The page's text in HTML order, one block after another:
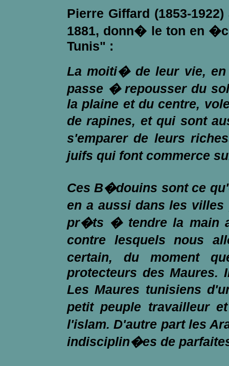
Pierre Giffard (1853-
1881, donn� le ton en
Tunis" :
La moiti� de leur vie,
passe � repousser du
la plaine et du centre,
de rapines, et qui sont
s'emparer de leurs
juifs qui font commerce
Ces B�douins sont ce
en a aussi dans les
pr�ts � tendre la main
contre lesquels nous
certain, du moment
protecteurs des Maures.
Les Maures tunisiens
petit peuple travailleur
l'islam. D'autre part les
indisciplin�es de